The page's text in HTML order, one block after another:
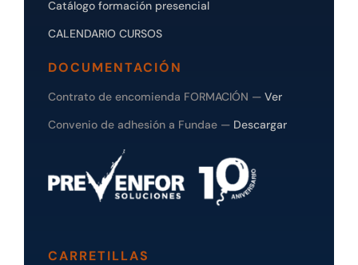
Catálogo formación presencial
CALENDARIO CURSOS
DOCUMENTACIÓN
Contrato de encomienda FORMACIÓN — Ver
Convenio de adhesión a Fundae — Descargar
CARRETILLAS